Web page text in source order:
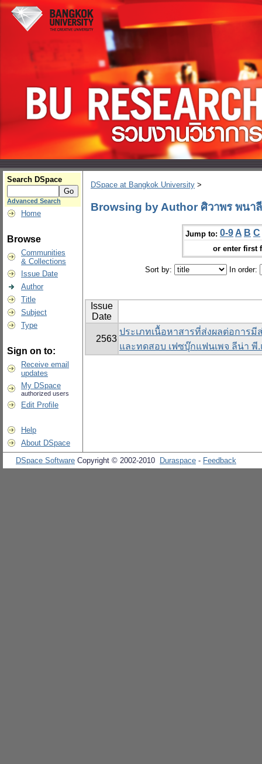
Search DSpace
Advanced Search
Home
Browse
Communities
& Collections
Issue Date
Author
Title
Subject
Type
Sign on to:
Receive email
updates
My DSpace
authorized users
Edit Profile
Help
About DSpace
DSpace at Bangkok University >
Browsing by Author ศิวาพร พนาลี
Jump to: 0-9 A B C
or enter first
Sort by: In order:
Issue
Date
2563
ประเภทเนื้อหาสารที่ส่งผลต่อการ
และทดสอบ เฟซบุ๊กแฟนเพจ ลีน่า พี
DSpace Software Copyright © 2002-2010 Duraspace - Feedback